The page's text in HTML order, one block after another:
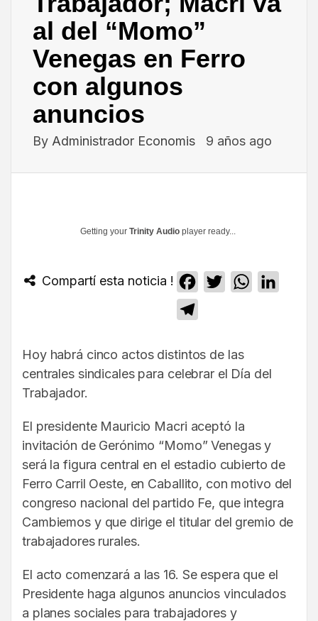
al del “Momo”
Venegas en Ferro
con algunos
anuncios
By Administrador Economis 9 años ago
Getting your Trinity Audio player ready...
Compartí esta noticia ! Facebook
TwitterWhatsApp
Hoy habrá cinco actos distintos de las
centrales sindicales para celebrar el Día del
Trabajador.
El presidente Mauricio Macri aceptó la
invitación de Gerónimo “Momo” Venegas y
será la figura central en el estadio cubierto de
Ferro Carril Oeste, en Caballito, con motivo del
congreso nacional del partido Fe, que integra
Cambiemos y que dirige el titular del gremio de
trabajadores rurales.
El acto comenzará a las 16. Se espera que el
Presidente haga algunos anuncios vinculados
a planes sociales para trabajadores y